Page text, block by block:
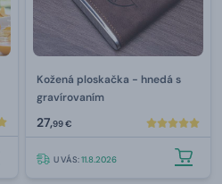
Kožená ploskačka - hnedá s
gravírovaním
27,99 €
U VÁS:11.8.2026